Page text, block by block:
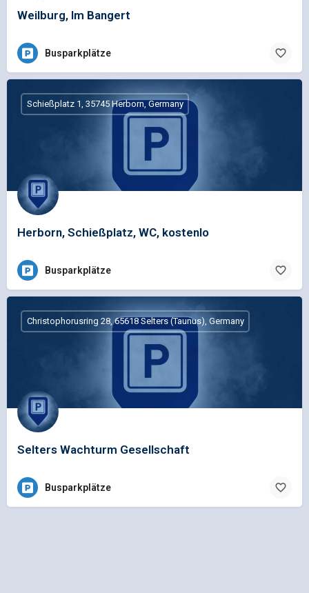
Weilburg, Im Bangert
Busparkplätze
Herborn, Schießplatz, WC, kostenlo
Schießplatz 1, 35745 Herborn, Germany
Busparkplätze
Selters Wachturm Gesellschaft
Christophorusring 28, 65618 Selters (Taunus), Germany
Busparkplätze